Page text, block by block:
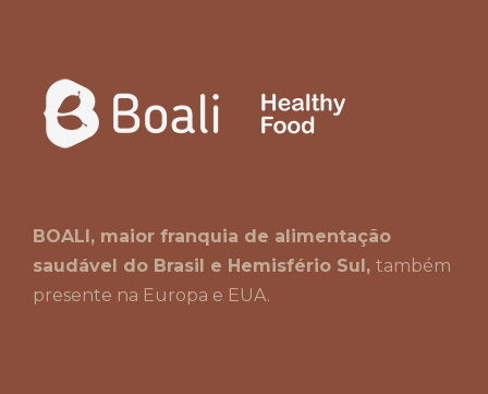
BOALI, maior franquia de alimentação
saudável do Brasil e Hemisfério Sul, também
presente na Europa e EUA.